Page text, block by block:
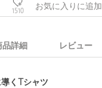
1510 お気に入りに追加
詳細 レビュー
くTシャツ